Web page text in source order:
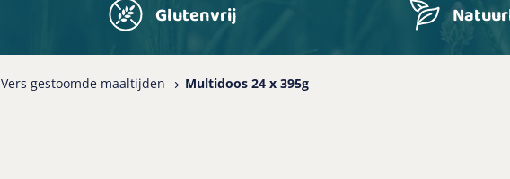
Glutenvrij
Vers gestoomde maaltijden Multidoos 24 x 395g